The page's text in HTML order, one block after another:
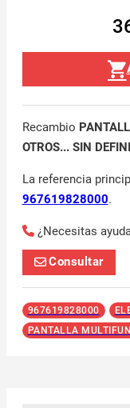
Recambio
OTROS... SIN
La referencia
967619828000.
¿Necesitas
Consultar
967619828000
PANTALLA